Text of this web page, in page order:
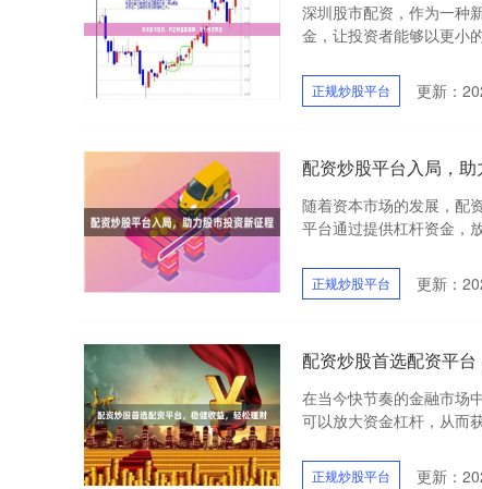
深圳股市配资，作为一种
金，让投资者能够以更小
正规炒股平台 更新：
配资炒股平台入局，
随着资本市场的发展，配
平台通过提供杠杆资金，
正规炒股平台 更新：
配资炒股首选配资平
在当今快节奏的金融市场
可以放大资金杠杆，从而
正规炒股平台 更新：